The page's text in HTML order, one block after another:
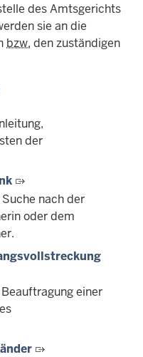
des Amtsgerichts
sie an die
bzw. den zuständigen
der
nach der
oder dem
einer